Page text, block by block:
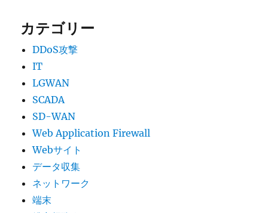
カテゴリー
DDoS攻撃
IT
LGWAN
SCADA
SD-WAN
Web Application Firewall
Webサイト
データ収集
ネットワーク
端末